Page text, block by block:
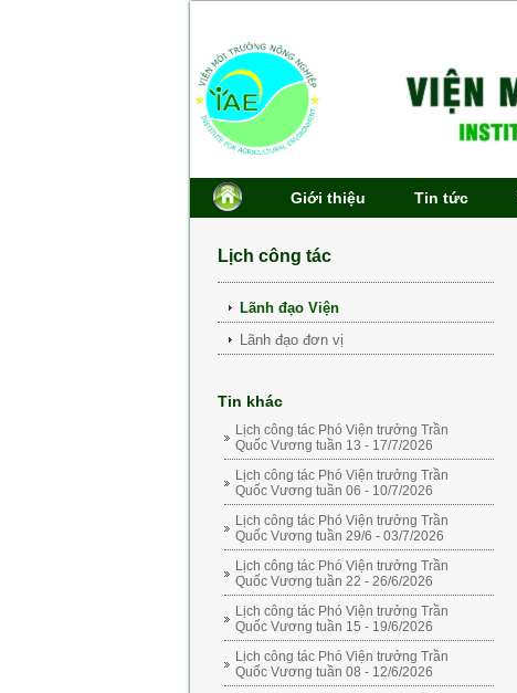
Giới thiệu Tin tức
Lịch công tác
Lãnh đạo Viện
Lãnh đạo đơn vị
Tin khác
Lịch công tác Phó Viện trưởng Trần
Quốc Vương tuần 13 - 17/7/2026
Lịch công tác Phó Viện trưởng Trần
Quốc Vương tuần 06 - 10/7/2026
Lịch công tác Phó Viện trưởng Trần
Quốc Vương tuần 29/6 - 03/7/2026
Lịch công tác Phó Viện trưởng Trần
Quốc Vương tuần 22 - 26/6/2026
Lịch công tác Phó Viện trưởng Trần
Quốc Vương tuần 15 - 19/6/2026
Lịch công tác Phó Viện trưởng Trần
Quốc Vương tuần 08 - 12/6/2026